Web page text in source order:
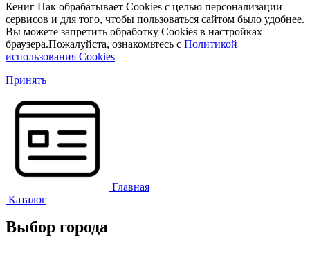
Кениг Пак обрабатывает Cookies с целью персонализации
сервисов и для того, чтобы пользоваться сайтом было удобнее.
Вы можете запретить обработку Cookies в настройках
браузера.Пожалуйста, ознакомьтесь с Политикой
использования Cookies
Принять
Главная
Каталог
Выбор города